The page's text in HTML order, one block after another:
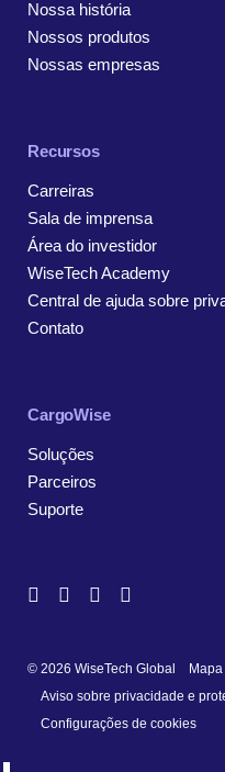
Nossa história
Nossos produtos
Nossas empresas
Recursos
Carreiras
Sala de imprensa
Área do investidor
WiseTech Academy
Central de ajuda sobre
Contato
CargoWise
Soluções
Parceiros
Suporte
© 2026 WiseTech Global
Aviso sobre privacidade e
Configurações de cookies